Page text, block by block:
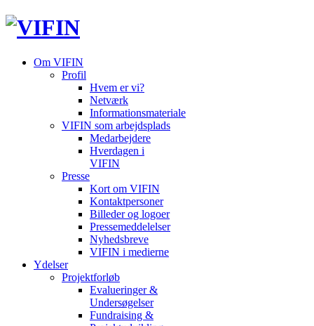
Om VIFIN
Profil
Hvem er vi?
Netværk
Informationsmateriale
VIFIN som arbejdsplads
Medarbejdere
Hverdagen i
VIFIN
Presse
Kort om VIFIN
Kontaktpersoner
Billeder og logoer
Pressemeddelelser
Nyhedsbreve
VIFIN i medierne
Ydelser
Projektforløb
Evalueringer &
Undersøgelser
Fundraising &